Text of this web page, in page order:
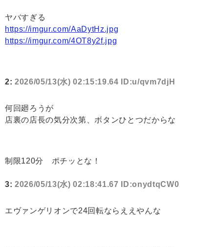
ヤバすぎる
https://imgur.com/AaDytHz.jpg
https://imgur.com/4OT8y2f.jpg
2: 2026/05/13(水) 02:15:19.64 ID:u/qvm7djH
何回廻ろうが
店裏の店長の気分次第、ボタンひとつだからな
制限120分 ポチッとな！
3: 2026/05/13(水) 02:18:41.67 ID:onydtqCW0
エヴァンゲリオンで24回転ならええやんな